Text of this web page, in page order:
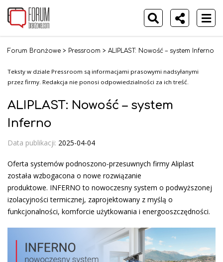
Forum Branżowe > Pressroom > ALIPLAST: Nowość – system Inferno
Teksty w dziale Pressroom są informacjami prasowymi nadsyłanymi
przez firmy. Redakcja nie ponosi odpowiedzialności za ich treść.
ALIPLAST: Nowość – system
Inferno
Data publikacji: 2025-04-04
Oferta systemów podnoszono-przesuwnych firmy Aliplast
została wzbogacona o nowe rozwiązanie
produktowe. INFERNO to nowoczesny system o podwyższonej
izolacyjności termicznej, zaprojektowany z myślą o
funkcjonalności, komforcie użytkowania i energooszczędności.